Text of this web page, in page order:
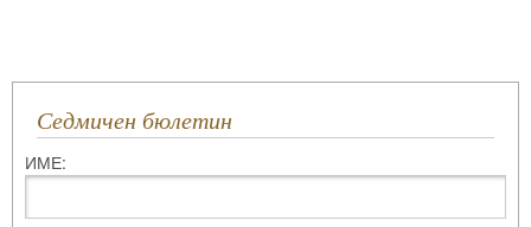
Седмичен бюлетин
ИМЕ: